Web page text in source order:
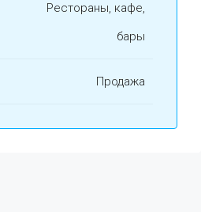
Рестораны, кафе,
бары
Продажа